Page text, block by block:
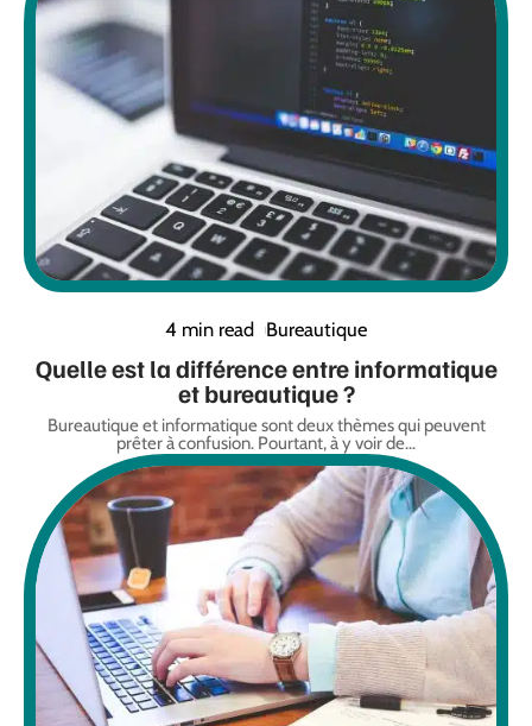
4 min read Bureautique
Quelle est la différence entre informatique
et bureautique ?
Bureautique et informatique sont deux thèmes qui peuvent
prêter à confusion. Pourtant, à y voir de…